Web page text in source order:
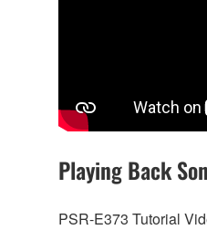
Playing Back
PSR-E373 Tutorial